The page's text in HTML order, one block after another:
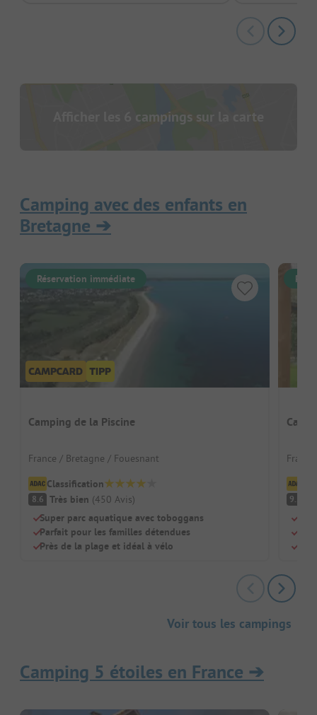
Afficher les 6 campings sur la carte
Camping avec des enfants en
Bretagne ➔
Réservation immédiate
Camping de la Piscine
France / Bretagne / Fouesnant
Classification
8.6 Très bien (450 Avis)
Super parc aquatique avec toboggans
Parfait pour les familles détendues
Près de la plage et idéal à vélo
9.2
Voir tous les campings
Camping 5 étoiles en France ➔